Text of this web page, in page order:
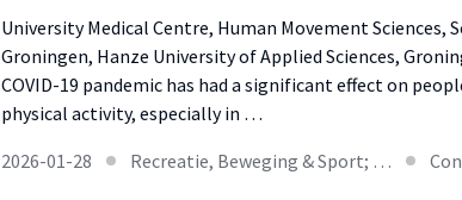
University Medical Centre, Human Movement Sciences,
Groningen, Hanze University of Applied Sciences,
COVID-19 pandemic has had a significant effect on
physical activity, especially in …
2026-01-28
Recreatie, Beweging & Sport; …